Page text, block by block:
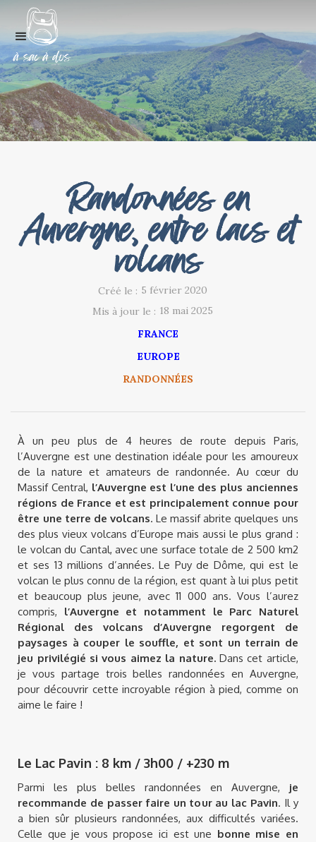
Randonnées en
Auvergne, entre lacs et
volcans
Créé le : 5 février 2020
Mis à jour le : 18 mai 2025
FRANCE
EUROPE
RANDONNÉES
À un peu plus de 4 heures de route depuis Paris,
l’Auvergne est une destination idéale pour les amoureux
de la nature et amateurs de randonnée. Au cœur du
Massif Central, l’Auvergne est l’une des plus anciennes
régions de France et est principalement connue pour
être une terre de volcans. Le massif abrite quelques uns
des plus vieux volcans d’Europe mais aussi le plus grand :
le volcan du Cantal, avec une surface totale de 2 500 km2
et ses 13 millions d’années. Le Puy de Dôme, qui est le
volcan le plus connu de la région, est quant à lui plus petit
et beaucoup plus jeune, avec 11 000 ans. Vous l’aurez
compris, l’Auvergne et notamment le Parc Naturel
Régional des volcans d’Auvergne regorgent de
paysages à couper le souffle, et sont un terrain de
jeu privilégié si vous aimez la nature. Dans cet article,
je vous partage trois belles randonnées en Auvergne,
pour découvrir cette incroyable région à pied, comme on
aime le faire !
Le Lac Pavin : 8 km / 3h00 / +230 m
Parmi les plus belles randonnées en Auvergne, je
recommande de passer faire un tour au lac Pavin. Il y
a bien sûr plusieurs randonnées, aux difficultés variées.
Celle que je vous propose ici est une bonne mise en